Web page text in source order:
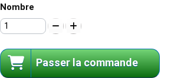
Nombre
Passer la commande